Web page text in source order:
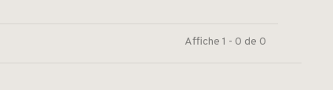
Affiche 1 - 0 de 0